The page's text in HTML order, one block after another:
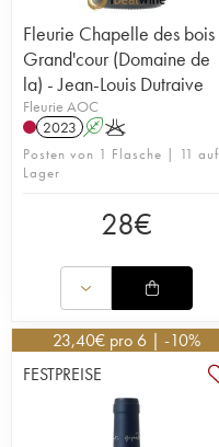
Fleurie Chapelle des bois
Grand'cour (Domaine de
la) - Jean-Louis Dutraive
Fleurie AOC
2023 AK
Posten von 1 Flasche | 11 auf
Lager
28€
23,40€ pro 6 | -10%
FESTPREISE